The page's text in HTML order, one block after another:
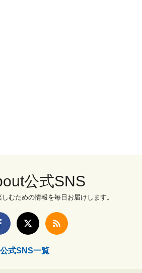
公式SNS
むための情報を毎日お届けします。
公式SNS一覧